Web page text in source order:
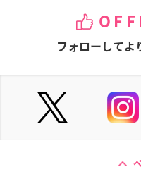
フォローしてよ